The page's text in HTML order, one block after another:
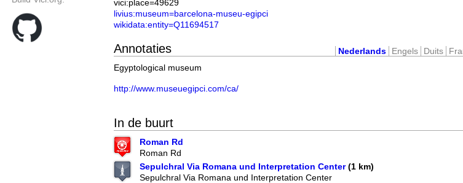
vici:place=49629
livius:museum=barcelona-museu-egipci
wikidata:entity=Q11694517
Annotaties Nederlands Engels Duits
Egyptological museum
http://www.museuegipci.com/ca/
In de buurt
Roman Rd
Roman Rd
Sepulchral Via Romana und Interpretation Center(1 km)
Sepulchral Via Romana und Interpretation Center